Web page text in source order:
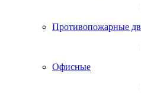
Противопожарные
Офисные